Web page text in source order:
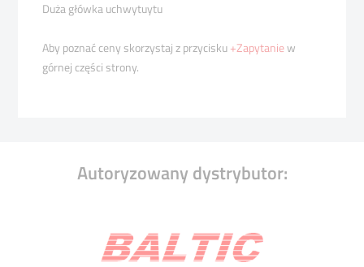
Duża główka uchwytuytu
Aby poznać ceny skorzystaj z przycisku +Zapytaniew
górnej części strony.
Autoryzowany dystrybutor: